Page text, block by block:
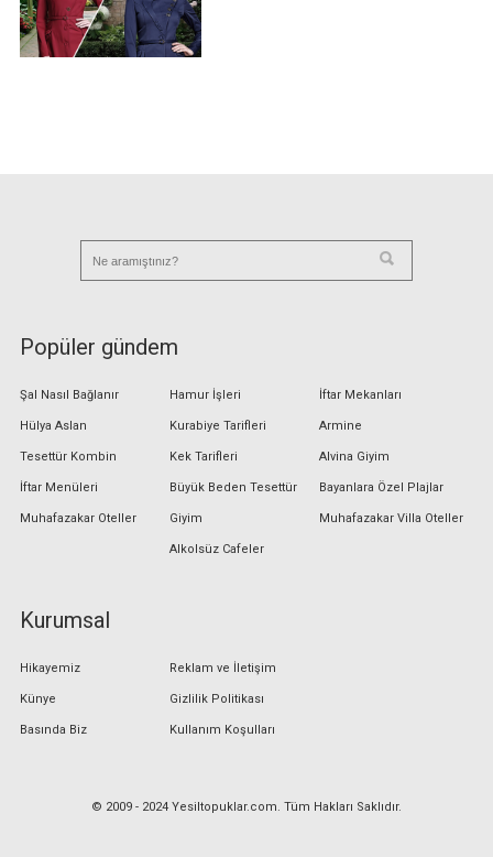
Popüler gündem
Şal Nasıl Bağlanır
Hülya Aslan
Tesettür Kombin
İftar Menüleri
Muhafazakar Oteller
Hamur İşleri
Kurabiye Tarifleri
Kek Tarifleri
Büyük Beden Tesettür
Giyim
Alkolsüz Cafeler
İftar Mekanları
Armine
Alvina Giyim
Bayanlara Özel Plajlar
Muhafazakar Villa Oteller
Kurumsal
Hikayemiz
Künye
Basında Biz
Reklam ve İletişim
Gizlilik Politikası
Kullanım Koşulları
© 2009 - 2024 Yesiltopuklar.com. Tüm Hakları Saklıdır.